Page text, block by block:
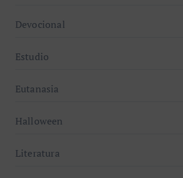
Devocional
Estudio
Eutanasia
Halloween
Literatura